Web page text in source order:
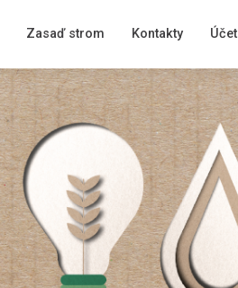
Zasaď strom Kontakty Účet